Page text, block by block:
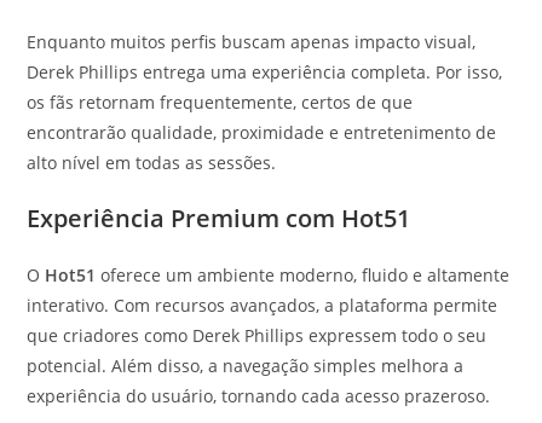
Enquanto muitos perfis buscam apenas impacto visual,
Derek Phillips entrega uma experiência completa. Por isso,
os fãs retornam frequentemente, certos de que
encontrarão qualidade, proximidade e entretenimento de
alto nível em todas as sessões.
Experiência Premium com Hot51
O Hot51 oferece um ambiente moderno, fluido e altamente
interativo. Com recursos avançados, a plataforma permite
que criadores como Derek Phillips expressem todo o seu
potencial. Além disso, a navegação simples melhora a
experiência do usuário, tornando cada acesso prazeroso.